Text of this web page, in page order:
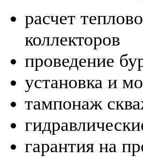
расчет
коллекторов
проведение
установка и
тампонаж
гарантия на